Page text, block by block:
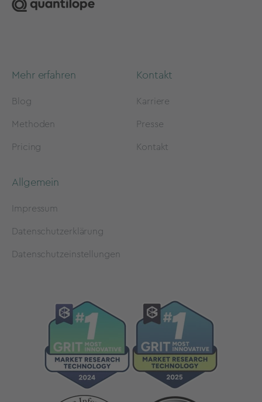
Mehr erfahren
Blog
Methoden
Pricing
Kontakt
Karriere
Presse
Kontakt
Allgemein
Impressum
Datenschutzerklärung
Datenschutzeinstellungen